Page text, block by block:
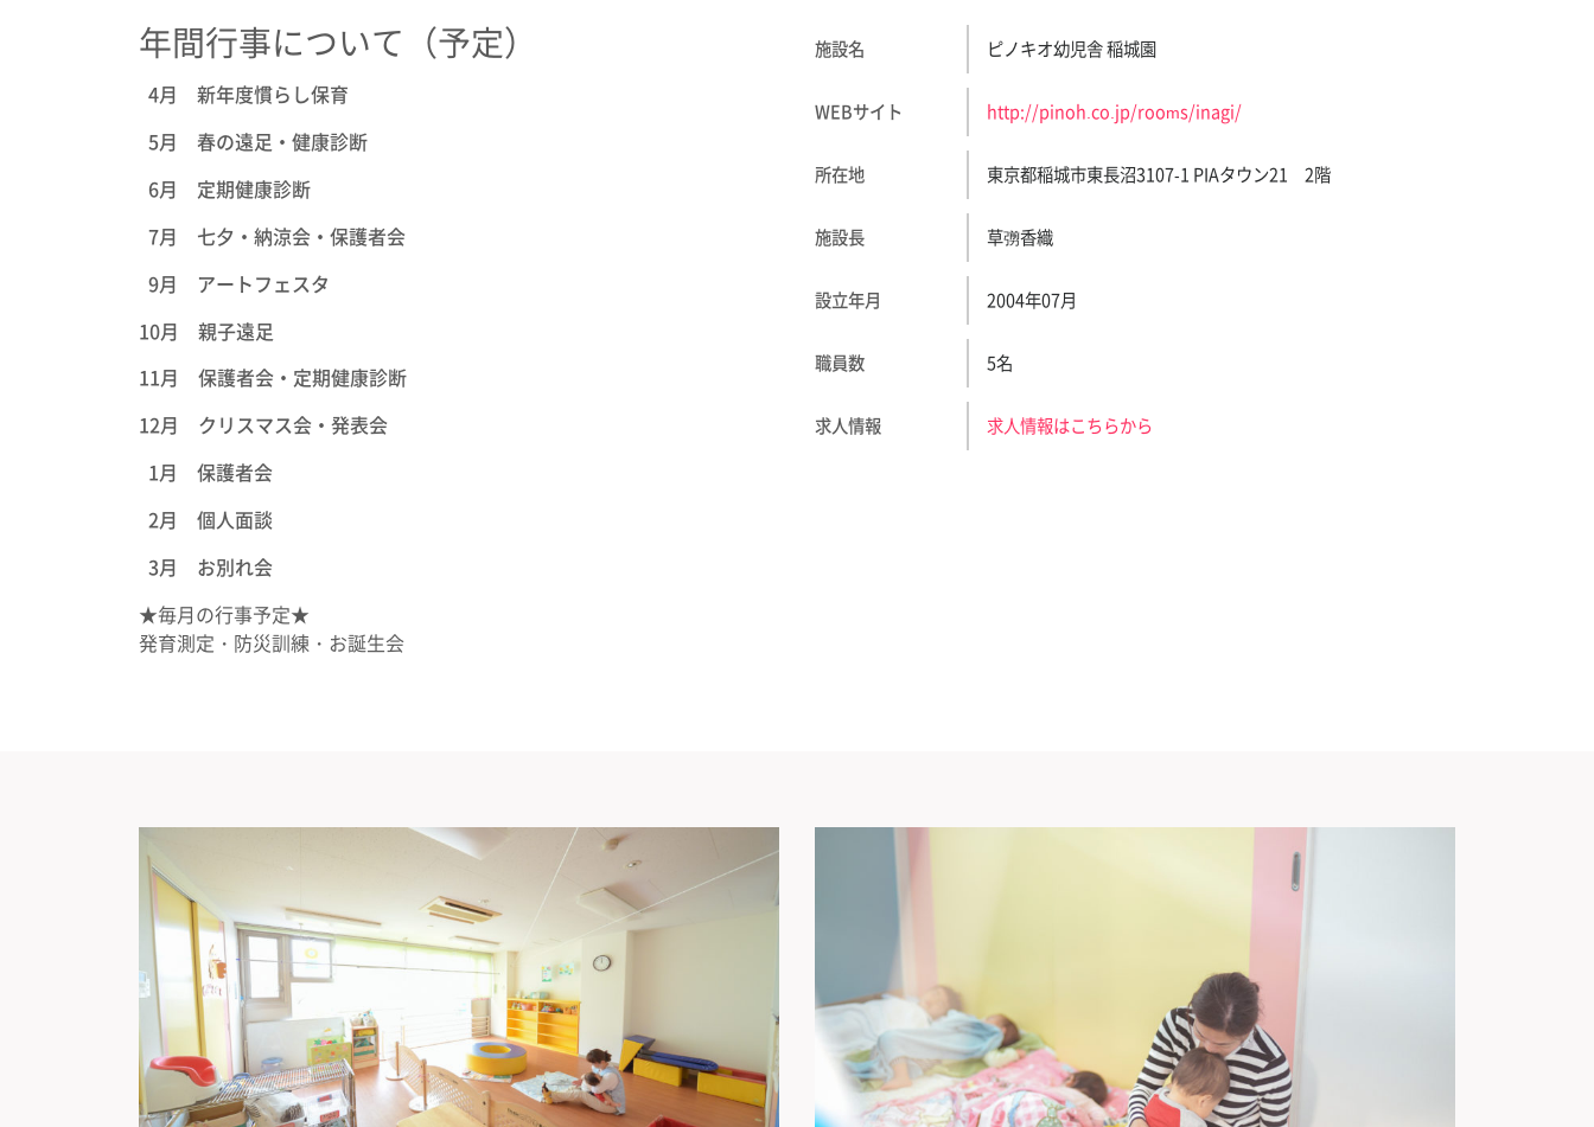
年間行事について（予定）
4月 新年度慣らし保育
5月 春の遠足・健康診断
6月 定期健康診断
7月 七夕・納涼会・保護者会
9月 アートフェスタ
10月 親子遠足
11月 保護者会・定期健康診断
12月 クリスマス会・発表会
1月 保護者会
2月 個人面談
3月 お別れ会
★毎月の行事予定★
発育測定・防災訓練・お誕生会
施設名 ピノキオ幼児舎 稲城園
WEBサイト http://pinoh.co.jp/rooms/inagi/
所在地 東京都稲城市東長沼3107-1 PIAタウン21 2階
施設長 草彅香織
設立年月 2004年07月
職員数 5名
求人情報 求人情報はこちらから